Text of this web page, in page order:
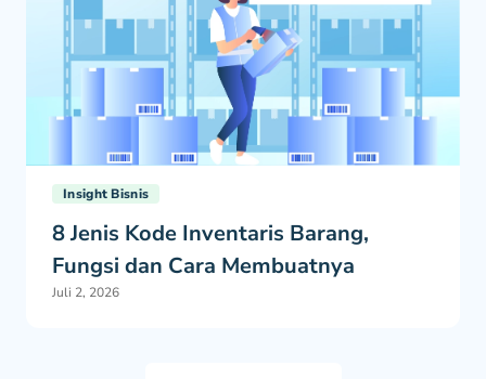
Insight Bisnis
8 Jenis Kode Inventaris Barang,
Fungsi dan Cara Membuatnya
Juli 2, 2026